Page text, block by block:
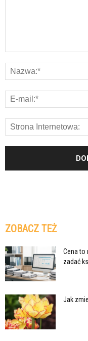
ZOBACZ TEŻ
Cena to
zadać
Jak